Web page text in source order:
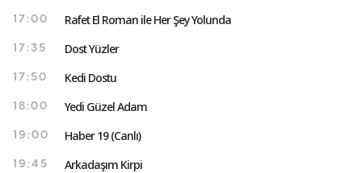
17:00 Rafet El Roman ile Her Şey Yolunda
17:35 Dost Yüzler
17:50 Kedi Dostu
18:00 Yedi Güzel Adam
19:00 Haber 19 (Canlı)
19:45 Arkadaşım Kirpi